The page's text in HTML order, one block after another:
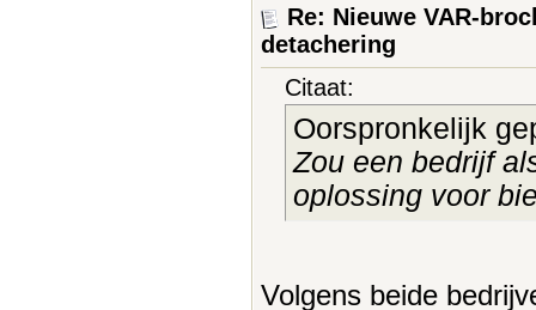
Re: Nieuwe VAR-
detachering
Citaat:
Oorspronkelijk
Zou een bedrijf
oplossing voor
Volgens beide